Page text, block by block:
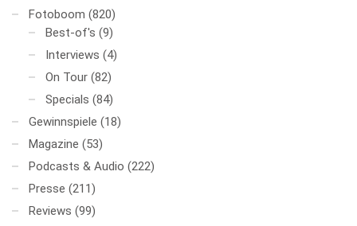
Fotoboom (820)
Best-of's (9)
Interviews (4)
On Tour (82)
Specials (84)
Gewinnspiele (18)
Magazine (53)
Podcasts & Audio (222)
Presse (211)
Reviews (99)